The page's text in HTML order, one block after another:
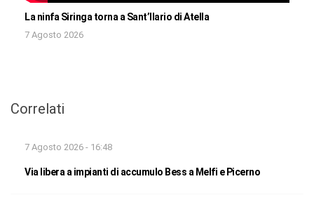
La ninfa Siringa torna a Sant’Ilario di Atella
7 Agosto 2026
Correlati
7 Agosto 2026 - 16:48
Via libera a impianti di accumulo Bess a Melfi e Picerno